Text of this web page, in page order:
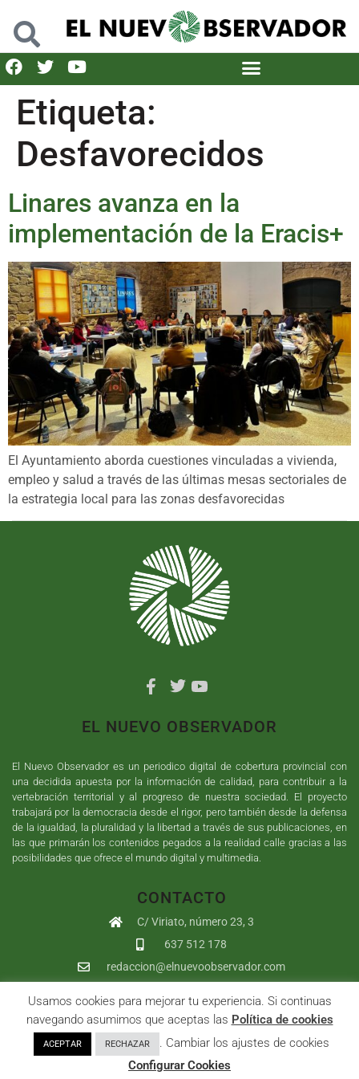
Etiqueta:
Desfavorecidos
Linares avanza en la
implementación de la Eracis+
El Ayuntamiento aborda cuestiones vinculadas a vivienda,
empleo y salud a través de las últimas mesas sectoriales de
la estrategia local para las zonas desfavorecidas
EL NUEVO OBSERVADOR
El Nuevo Observador es un periodico digital de cobertura provincial con
una decidida apuesta por la información de calidad, para contribuir a la
vertebración territorial y al progreso de nuestra sociedad. El proyecto
trabajará por la democracia desde el rigor, pero también desde la defensa
de la igualdad, la pluralidad y la libertad a través de sus publicaciones, en
las que primarán los contenidos pegados a la realidad calle gracias a las
posibilidades que ofrece el mundo digital y multimedia.
CONTACTO
C/ Viriato, número 23, 3
637 512 178
redaccion@elnuevoobservador.com
Copyright ©2026 El Nuevo Observador | Sumurdigital Diseño web
yDesarrollo| All Rights Reserved |
Privacidad|Política de cookies|User
Usamos cookies para mejorar tu experiencia. Si continuas
navegando asumimos que aceptas las Política de cookies
ACEPTAR RECHAZAR
. Cambiar los ajustes de cookies
Configurar Cookies